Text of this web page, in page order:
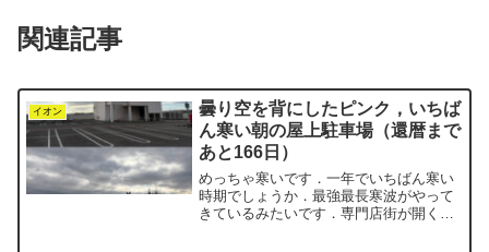
関連記事
イオン
曇り空を背にしたピンク，いちば
ん寒い朝の屋上駐車場（還暦まで
あと166日）
めっちゃ寒いです．一年でいちばん寒い
時期でしょうか．最強最長寒波がやって
きているみたいです．専門店街が開く直